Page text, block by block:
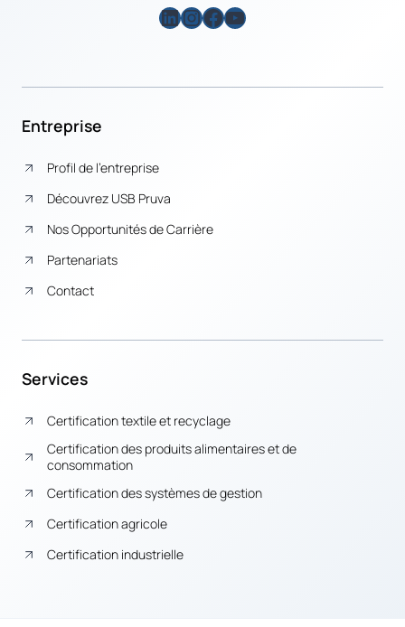
LinkedIn
Instagram
Facebook
YouTube
Entreprise
Profil de l’entreprise
Découvrez USB Pruva
Nos Opportunités de Carrière
Partenariats
Contact
Services
Certification textile et recyclage
Certification des produits alimentaires et de
consommation
Certification des systèmes de gestion
Certification agricole
Certification industrielle